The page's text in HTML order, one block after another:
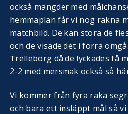
också mängder med
hemmaplan får vi nog räkna
matchbild. De kan störa de
och de visade det i förra
Trelleborg då de lyckades få
2-2 med mersmak också så
Vi kommer från fyra raka
och bara ett insläppt mål så